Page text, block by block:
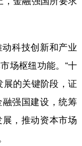
科技创新和产业
场枢纽功能。“十
展的关键阶段，证
强国建设，统筹
，推动资本市场